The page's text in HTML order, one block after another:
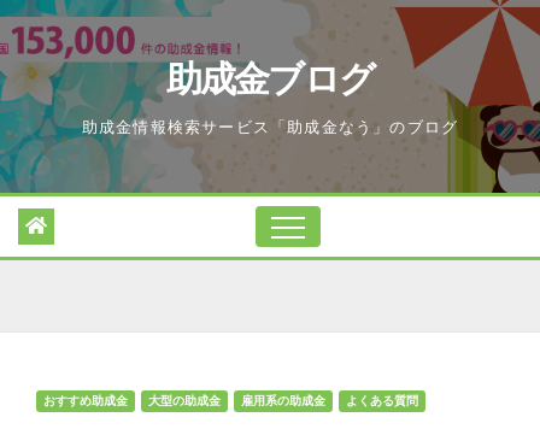
Skip
to
content
助成金ブログ
助成金情報検索サービス「助成金なう」のブログ
おすすめ助成金 大型の助成金 雇用系の助成金 よくある質問